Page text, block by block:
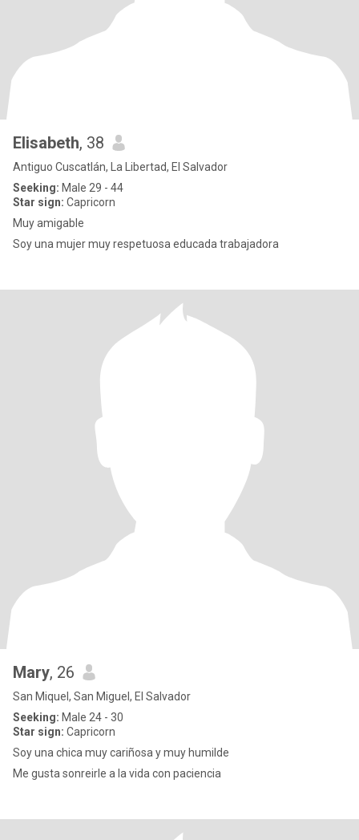
Elisabeth, 38
Antiguo Cuscatlán, La Libertad, El Salvador
Seeking: Male 29 - 44
Star sign: Capricorn
Muy amigable
Soy una mujer muy respetuosa educada trabajadora
Mary, 26
San Miquel, San Miguel, El Salvador
Seeking: Male 24 - 30
Star sign: Capricorn
Soy una chica muy cariñosa y muy humilde
Me gusta sonreirle a la vida con paciencia